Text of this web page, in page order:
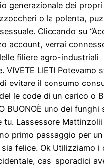
generazionale dei propri
o la polenta,
Cliccando su
account, verrai
filiere agro-industriali
VIVETE LIETI Potevamo
evitare il consumo
le code di un carico o
BUONOÈ uno dei funghi
tu. Lassessore
primo passaggio per un
felice. Ok Utilizziamo i
casi sporadici